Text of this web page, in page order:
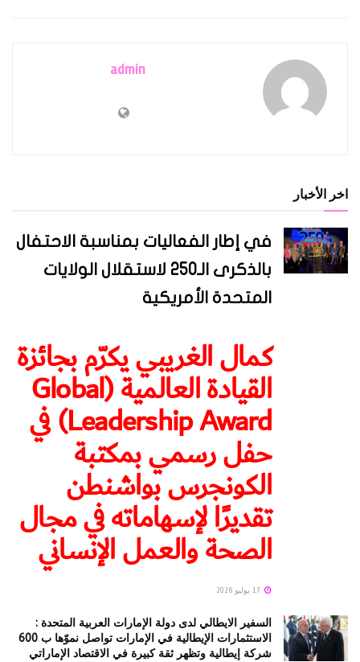
admin
اخر الأخبار
في إطار الفعاليات بمناسبة الاحتفال
بالذكرى الـ250 لاستقلال الولايات
المتحدة الأمريكية
كمال الغريبي يكرّم بجائزة
القيادة العالمية (Global
Leadership Award) في
حفل رسمي بمكتبة
الكونجرس بواشنطن
تقديرًا لإسهاماته في مجال
الصحة والعمل الإنساني
السفير الايطالي لدى دولة الإمارات العربية المتحدة :
الاستثمارات الإيطالية في الإمارات تواصل نموّها ب 600
شركة إيطالية وتظهر ثقة كبيرة في الاقتصاد الإماراتي